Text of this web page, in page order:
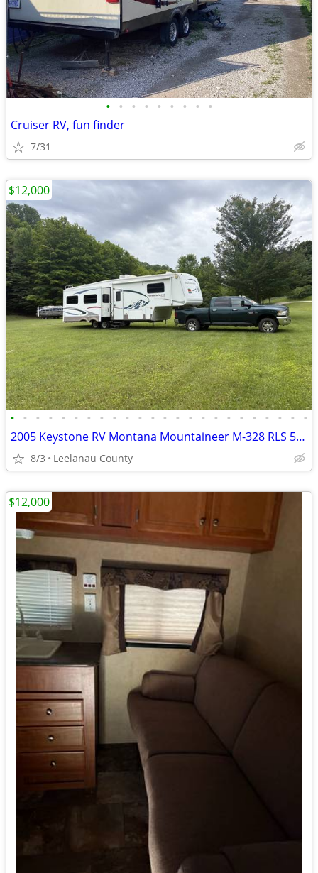
• • • • • • • • •
Cruiser RV, fun finder
7/31
• • • • • • • • • • • • • • • • • • • • • • • •
2005 Keystone RV Montana Mountaineer M-328 RLS 5th Wheel
8/3 Leelanau County
$12,000
$12,000